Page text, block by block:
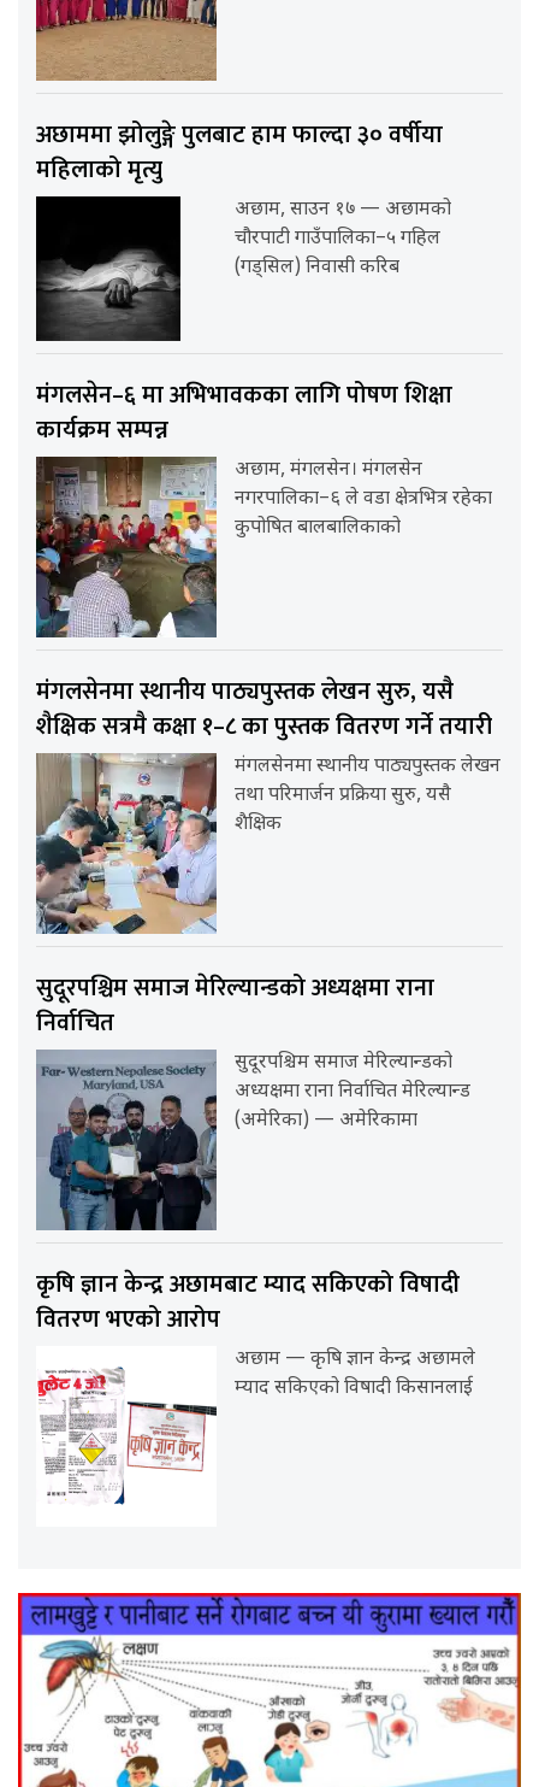
अछाममा झोलुङ्गे पुलबाट हाम फाल्दा ३० वर्षीया
महिलाको मृत्यु
अछाम, साउन १७ — अछामको
चौरपाटी गाउँपालिका–५ गहिल
(गड्सिल) निवासी करिब
मंगलसेन–६ मा अभिभावकका लागि पोषण शिक्षा
कार्यक्रम सम्पन्न
अछाम, मंगलसेन। मंगलसेन
नगरपालिका–६ ले वडा क्षेत्रभित्र रहेका
कुपोषित बालबालिकाको
मंगलसेनमा स्थानीय पाठ्यपुस्तक लेखन सुरु, यसै
शैक्षिक सत्रमै कक्षा १–८ का पुस्तक वितरण गर्ने तयारी
मंगलसेनमा स्थानीय पाठ्यपुस्तक लेखन
तथा परिमार्जन प्रक्रिया सुरु, यसै
शैक्षिक
सुदूरपश्चिम समाज मेरिल्यान्डको अध्यक्षमा राना
निर्वाचित
सुदूरपश्चिम समाज मेरिल्यान्डको
अध्यक्षमा राना निर्वाचित मेरिल्यान्ड
(अमेरिका) — अमेरिकामा
कृषि ज्ञान केन्द्र अछामबाट म्याद सकिएको विषादी
वितरण भएको आरोप
अछाम — कृषि ज्ञान केन्द्र अछामले
म्याद सकिएको विषादी किसानलाई